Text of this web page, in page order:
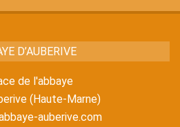
D’AUBERIVE
de l'abbaye
(Haute-Marne)
auberive.com